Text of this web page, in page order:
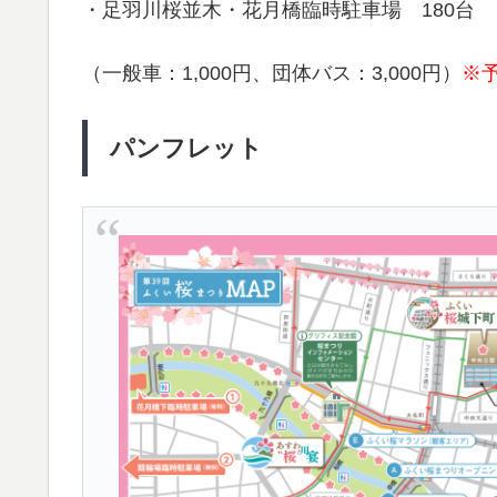
・足羽川桜並木・花月橋臨時駐車場 180台
（一般車：1,000円、団体バス：3,000円） ※
パンフレット